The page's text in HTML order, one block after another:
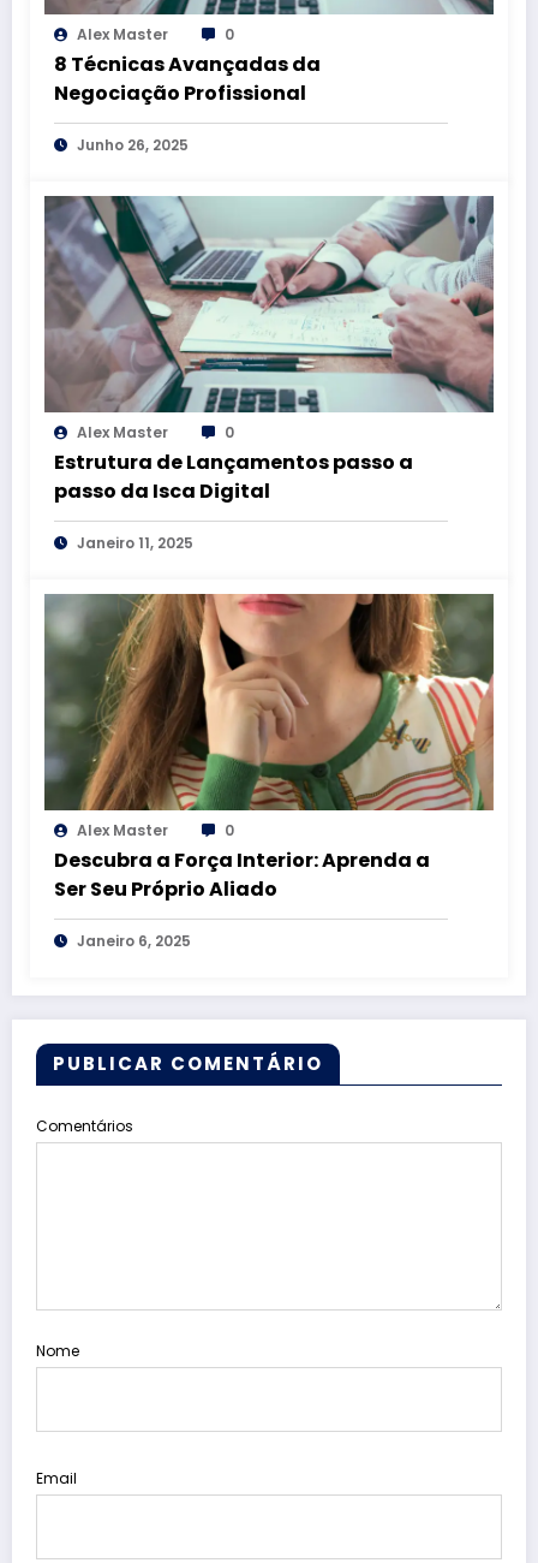
Alex Master 0
8 Técnicas Avançadas da
Negociação Profissional
Junho 26, 2025
Alex Master 0
Estrutura de Lançamentos passo a
passo da Isca Digital
Janeiro 11, 2025
Alex Master 0
Descubra a Força Interior: Aprenda a
Ser Seu Próprio Aliado
Janeiro 6, 2025
PUBLICAR COMENTÁRIO
Comentários
Nome
Email